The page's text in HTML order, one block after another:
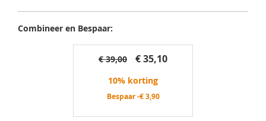
Combineer en Bespaar:
€ 39,00 € 35,10
10% korting
Bespaar -€ 3,90